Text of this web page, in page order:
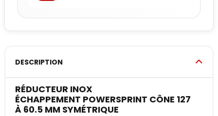
DESCRIPTION
RÉDUCTEUR INOX
ÉCHAPPEMENT POWERSPRINT CÔNE 127
À 60.5 MM SYMÉTRIQUE